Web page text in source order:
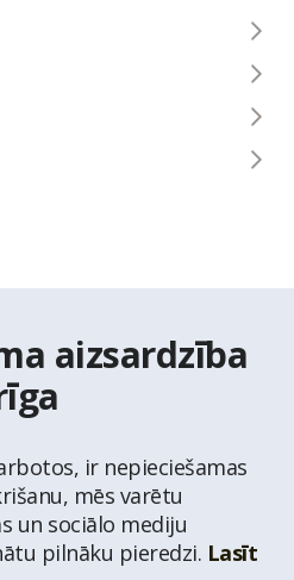
aizsardzība
ir nepieciešamas
mēs varētu
un sociālo mediju
pilnāku pieredzi. Lasīt